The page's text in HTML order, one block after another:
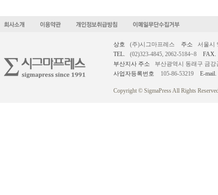
상호 (주)시그마프레스 주소
서울시
TEL.
(02)323-4845, 2062-5184~8
FAX.
부산지사 주소
부산광역시 동래구 금강
사업자등록번호
105-86-53219 E-mail.
Copyright © SigmaPress All Rights